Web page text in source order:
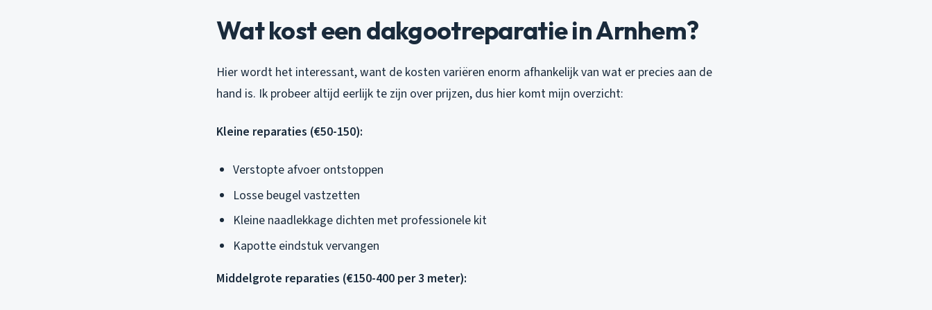
Wat kost een dakgootreparatie in Arnhem?
Hier wordt het interessant, want de kosten variëren enorm afhankelijk van wat er precies aan de
hand is. Ik probeer altijd eerlijk te zijn over prijzen, dus hier komt mijn overzicht:
Kleine reparaties (€50-150):
Verstopte afvoer ontstoppen
Losse beugel vastzetten
Kleine naadlekkage dichten met professionele kit
Kapotte eindstuk vervangen
Middelgrote reparaties (€150-400 per 3 meter):